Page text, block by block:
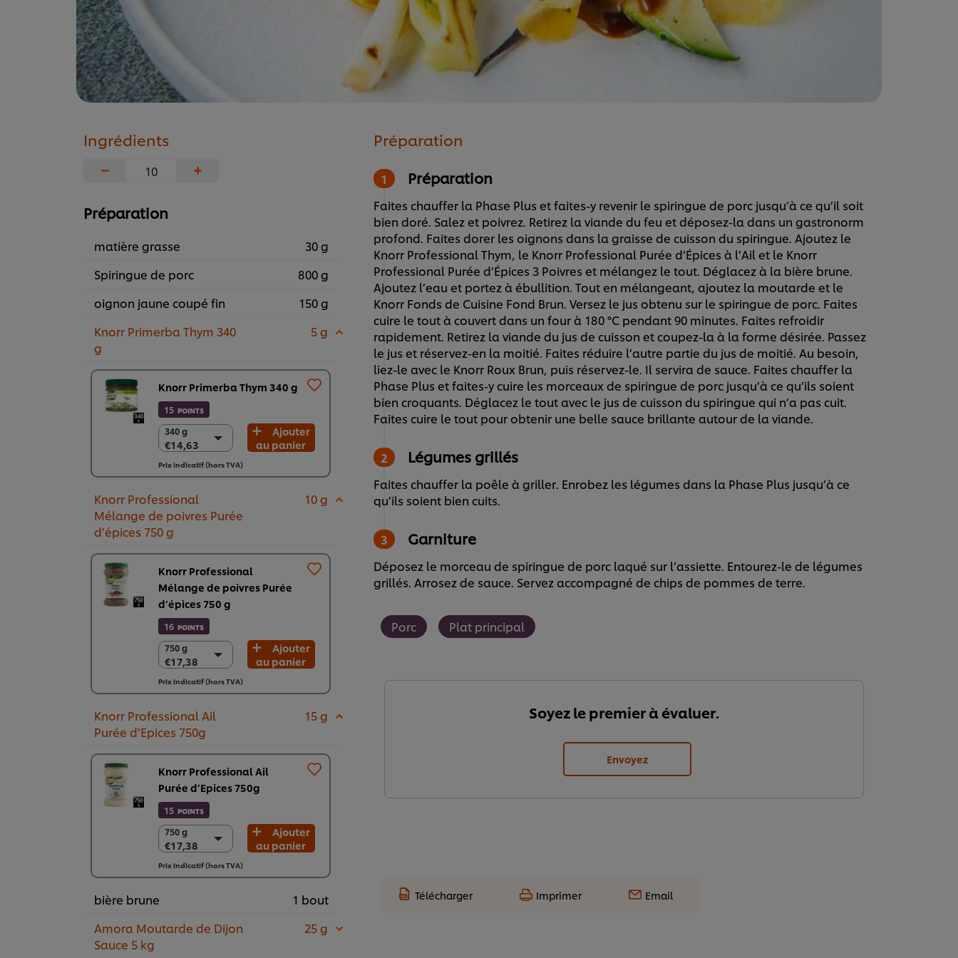
Ingrédients
−
+
Préparation
matière grasse
30 g
Spiringue de porc
800 g
oignon jaune coupé fin
150 g
Knorr Primerba Thym 340
g
5 g
Knorr Primerba Thym 340 g
15 POINTS
340 g
€14,63
340 g
€14,63
2 x 340 g
€29,26
Ajouter
au panier
Prix indicatif (hors TVA)
Knorr Professional
Mélange de poivres Purée
d’épices 750 g
10 g
Knorr Professional
Mélange de poivres Purée
d’épices 750 g
16 POINTS
750 g
€17,38
750 g
€17,38
2 x 750g
€34,76
Ajouter
au panier
Prix indicatif (hors TVA)
Knorr Professional Ail
Purée d’Epices 750g
15 g
Knorr Professional Ail
Purée d’Epices 750g
15 POINTS
750 g
€17,38
750 g
€17,38
2 x 750g
€34,76
Ajouter
au panier
Prix indicatif (hors TVA)
bière brune
1 bout
Amora Moutarde de Dijon
Sauce 5 kg
25 g
Préparation
Préparation
Faites chauffer la Phase Plus et faites-y revenir le spiringue de porc jusqu’à ce qu’il soit
bien doré. Salez et poivrez. Retirez la viande du feu et déposez-la dans un gastronorm
profond. Faites dorer les oignons dans la graisse de cuisson du spiringue. Ajoutez le
Knorr Professional Thym, le Knorr Professional Purée d’Épices à l’Ail et le Knorr
Professional Purée d’Épices 3 Poivres et mélangez le tout. Déglacez à la bière brune.
Ajoutez l’eau et portez à ébullition. Tout en mélangeant, ajoutez la moutarde et le
Knorr Fonds de Cuisine Fond Brun. Versez le jus obtenu sur le spiringue de porc. Faites
cuire le tout à couvert dans un four à 180 °C pendant 90 minutes. Faites refroidir
rapidement. Retirez la viande du jus de cuisson et coupez-la à la forme désirée. Passez
le jus et réservez-en la moitié. Faites réduire l’autre partie du jus de moitié. Au besoin,
liez-le avec le Knorr Roux Brun, puis réservez-le. Il servira de sauce. Faites chauffer la
Phase Plus et faites-y cuire les morceaux de spiringue de porc jusqu’à ce qu’ils soient
bien croquants. Déglacez le tout avec le jus de cuisson du spiringue qui n’a pas cuit.
Faites cuire le tout pour obtenir une belle sauce brillante autour de la viande.
Légumes grillés
Faites chauffer la poêle à griller. Enrobez les légumes dans la Phase Plus jusqu’à ce
qu’ils soient bien cuits.
Garniture
Déposez le morceau de spiringue de porc laqué sur l’assiette. Entourez-le de légumes
grillés. Arrosez de sauce. Servez accompagné de chips de pommes de terre.
Porc Plat principal
Soyez le premier à évaluer.
Envoyez
Télécharger Imprimer Email